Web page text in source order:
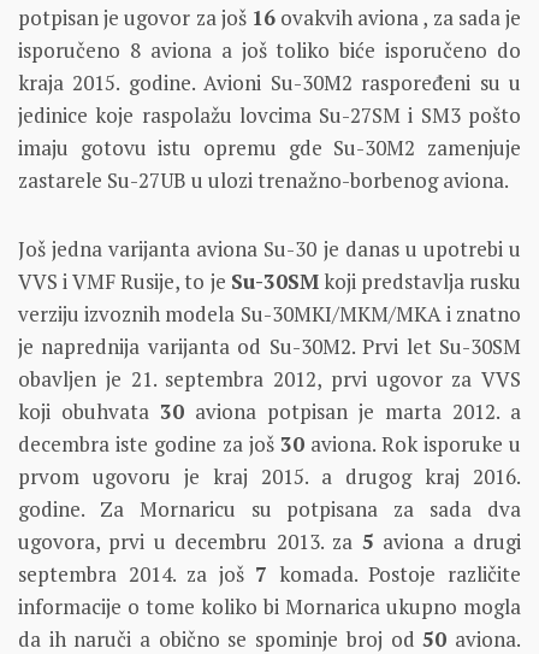
potpisan je ugovor za još 16ovakvih aviona , za sada je
isporučeno 8 aviona a još toliko biće isporučeno do
kraja 2015. godine. Avioni Su-30M2 raspoređeni su u
jedinice koje raspolažu lovcima Su-27SM i SM3 pošto
imaju gotovu istu opremu gde Su-30M2 zamenjuje
zastarele Su-27UB u ulozi trenažno-borbenog aviona.
Još jedna varijanta aviona Su-30 je danas u upotrebi u
VVS i VMF Rusije, to je Su-30SMkoji predstavlja rusku
verziju izvoznih modela Su-30MKI/MKM/MKA i znatno
je naprednija varijanta od Su-30M2. Prvi let Su-30SM
obavljen je 21. septembra 2012, prvi ugovor za VVS
koji obuhvata 30 aviona potpisan je marta 2012. a
decembra iste godine za još 30 aviona. Rok isporuke u
prvom ugovoru je kraj 2015. a drugog kraj 2016.
godine. Za Mornaricu su potpisana za sada dva
ugovora, prvi u decembru 2013. za 5 aviona a drugi
septembra 2014. za još 7 komada. Postoje različite
informacije o tome koliko bi Mornarica ukupno mogla
da ih naruči a obično se spominje broj od50 aviona.